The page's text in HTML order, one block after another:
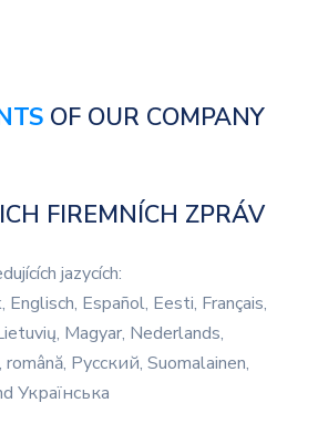
OF OUR COMPANY
FIREMNÍCH ZPRÁV
jazycích:
Englisch, Español, Eesti, Français,
Magyar, Nederlands,
Русский, Suomalainen,
Українська